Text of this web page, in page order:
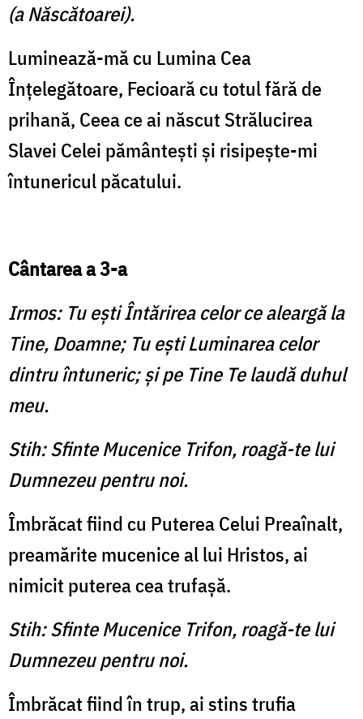
(a Născătoarei).
Luminează-mă cu Lumina Cea
Înţelegătoare, Fecioară cu totul fără de
prihană, Ceea ce ai născut Strălucirea
Slavei Celei pământeşti şi risipeşte-mi
întunericul păcatului.
Cântarea a 3-a
Irmos: Tu eşti Întărirea celor ce aleargă la
Tine, Doamne; Tu eşti Luminarea celor
dintru întuneric; şi pe Tine Te laudă duhul
meu.
Stih: Sfinte Mucenice Trifon, roagă-te lui
Dumnezeu pentru noi.
Îmbrăcat fiind cu Puterea Celui Preaînalt,
preamărite mucenice al lui Hristos, ai
nimicit puterea cea trufaşă.
Stih: Sfinte Mucenice Trifon, roagă-te lui
Dumnezeu pentru noi.
Îmbrăcat fiind în trup, ai stins trufia